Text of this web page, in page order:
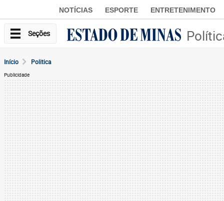
NOTÍCIAS ESPORTE ENTRETENIMENTO
Seções
Início Politica
Publicidade